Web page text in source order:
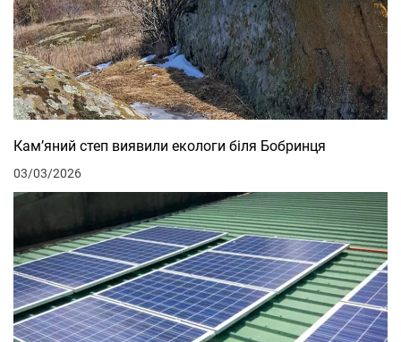
Кам’яний степ виявили екологи біля Бобринця
03/03/2026